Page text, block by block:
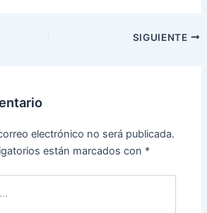
SIGUIENTE
electrónico no será publicada.
están marcados con *